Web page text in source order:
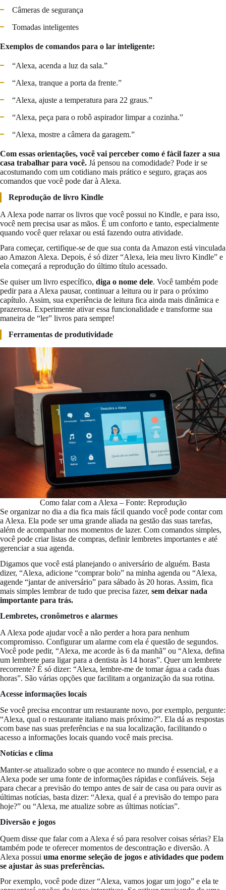
Câmeras de segurança
Tomadas inteligentes
Exemplos de comandos para o lar inteligente:
“Alexa, acenda a luz da sala.”
“Alexa, tranque a porta da frente.”
“Alexa, ajuste a temperatura para 22 graus.”
“Alexa, peça para o robô aspirador limpar a cozinha.”
“Alexa, mostre a câmera da garagem.”
Com essas orientações, você vai perceber como é fácil fazer a sua
casa trabalhar para você. Já pensou na comodidade? Pode ir se
acostumando com um cotidiano mais prático e seguro, graças aos
comandos que você pode dar à Alexa.
Reprodução de livro Kindle
A Alexa pode narrar os livros que você possui no Kindle, e para isso,
você nem precisa usar as mãos. É um conforto e tanto, especialmente
quando você quer relaxar ou está fazendo outra atividade.
Para começar, certifique-se de que sua conta da Amazon está vinculada
ao Amazon Alexa. Depois, é só dizer “Alexa, leia meu livro Kindle” e
ela começará a reprodução do último título acessado.
Se quiser um livro específico, diga o nome dele. Você também pode
pedir para a Alexa pausar, continuar a leitura ou ir para o próximo
capítulo. Assim, sua experiência de leitura fica ainda mais dinâmica e
prazerosa. Experimente ativar essa funcionalidade e transforme sua
maneira de “ler” livros para sempre!
Ferramentas de produtividade
Como falar com a Alexa – Fonte: Reprodução
Se organizar no dia a dia fica mais fácil quando você pode contar com
a Alexa. Ela pode ser uma grande aliada na gestão das suas tarefas,
além de acompanhar nos momentos de lazer. Com comandos simples,
você pode criar listas de compras, definir lembretes importantes e até
gerenciar a sua agenda.
Digamos que você está planejando o aniversário de alguém. Basta
dizer, “Alexa, adicione “comprar bolo” na minha agenda ou “Alexa,
agende “jantar de aniversário” para sábado às 20 horas. Assim, fica
mais simples lembrar de tudo que precisa fazer, sem deixar nada
importante para trás.
Lembretes, cronômetros e alarmes
A Alexa pode ajudar você a não perder a hora para nenhum
compromisso. Configurar um alarme com ela é questão de segundos.
Você pode pedir, “Alexa, me acorde às 6 da manhã” ou “Alexa, defina
um lembrete para ligar para a dentista às 14 horas”. Quer um lembrete
recorrente? É só dizer: “Alexa, lembre-me de tomar água a cada duas
horas”. São várias opções que facilitam a organização da sua rotina.
Acesse informações locais
Se você precisa encontrar um restaurante novo, por exemplo, pergunte:
“Alexa, qual o restaurante italiano mais próximo?”. Ela dá as respostas
com base nas suas preferências e na sua localização, facilitando o
acesso a informações locais quando você mais precisa.
Notícias e clima
Manter-se atualizado sobre o que acontece no mundo é essencial, e a
Alexa pode ser uma fonte de informações rápidas e confiáveis. Seja
para checar a previsão do tempo antes de sair de casa ou para ouvir as
últimas notícias, basta dizer: “Alexa, qual é a previsão do tempo para
hoje?” ou “Alexa, me atualize sobre as últimas notícias”.
Diversão e jogos
Quem disse que falar com a Alexa é só para resolver coisas sérias? Ela
também pode te oferecer momentos de descontração e diversão. A
Alexa possui uma enorme seleção de jogos e atividades que podem
se ajustar às suas preferências.
Por exemplo, você pode dizer “Alexa, vamos jogar um jogo” e ela te